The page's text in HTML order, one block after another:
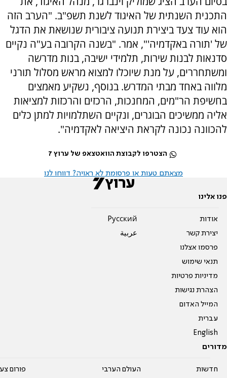
התכנית השנתית של האיגוד לשנת תשפ"ב. "הערב הזה
הוא עוד צעד ביצירת תנועה ציבורית שנושאת את הדגל
של 'תורה באקדמיה'", אמר. "בשנה הקרובה בע"ה נקיים
סדנאות לבנות שירות, תלמידי ישיבה, בנות מדרשה
ומשתחררים, על מנת שיוכלו למצוא מראש מסלול תורני
מלווה באחד מבתי המדרש. בנוסף, נשקיע מאמצים
בחשיפת הר"מים, המחנכות, הרכזים והרכזות למציאות
אליה ממשיכים הבוגרים, ונקיים השתלמויות למתן כלים
להכוונה נכונה לקראת היציאה לאקדמיה".
הצטרפו לקבוצת הוואטצאפ של ערוץ 7
מצאתם טעות או פרסומת לא ראויה? דווחו לנו
פנו אלינו
אודות
יצירת קשר
פרסמו אצלנו
תנאי שימוש
מדיניות פרטיות
הצהרת נגישות
המייל האדום
עברית
English
Pусский
عربية
מדורים
חדשות העולם הערבי פורום